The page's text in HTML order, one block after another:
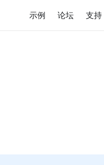
示例 论坛 支持